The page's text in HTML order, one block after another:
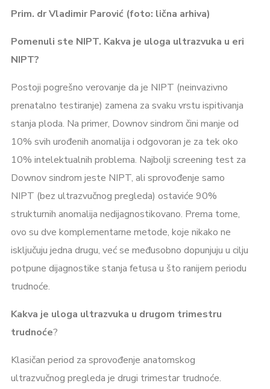
Prim. dr Vladimir Parović (foto: lična arhiva)
Pomenuli ste NIPT. Kakva je uloga ultrazvuka u eri
NIPT?
Postoji pogrešno verovanje da je NIPT (neinvazivno
prenatalno testiranje) zamena za svaku vrstu ispitivanja
stanja ploda. Na primer, Downov sindrom čini manje od
10% svih urođenih anomalija i odgovoran je za tek oko
10% intelektualnih problema. Najbolji screening test za
Downov sindrom jeste NIPT, ali sprovođenje samo
NIPT (bez ultrazvučnog pregleda) ostaviće 90%
strukturnih anomalija nedijagnostikovano. Prema tome,
ovo su dve komplementarne metode, koje nikako ne
isključuju jedna drugu, već se međusobno dopunjuju u cilju
potpune dijagnostike stanja fetusa u što ranijem periodu
trudnoće.
Kakva je uloga ultrazvuka u drugom trimestru
trudnoće?
Klasičan period za sprovođenje anatomskog
ultrazvučnog pregleda je drugi trimestar trudnoće.